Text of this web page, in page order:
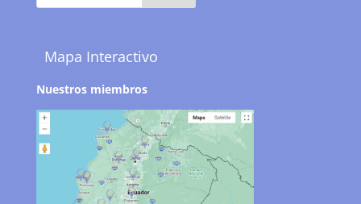
Mapa Interactivo
Nuestros miembros